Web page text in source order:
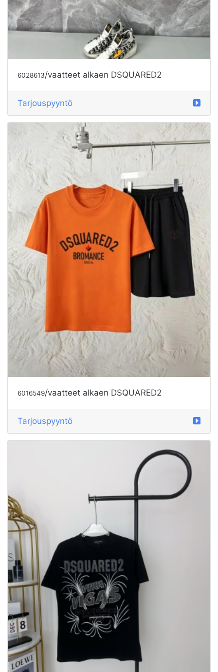
6028613/vaatteet alkaen DSQUARED2
Tarjouspyyntö
6016549/vaatteet alkaen DSQUARED2
Tarjouspyyntö